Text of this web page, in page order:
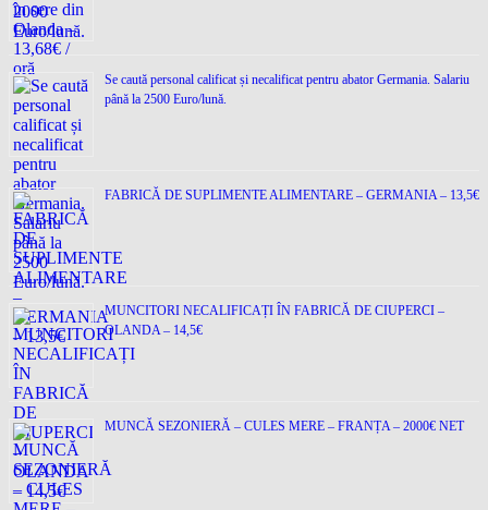
Se caută personal calificat și necalificat pentru abator Germania. Salariu
până la 2500 Euro/lună.
FABRICĂ DE SUPLIMENTE ALIMENTARE – GERMANIA – 13,5€
MUNCITORI NECALIFICAȚI ÎN FABRICĂ DE CIUPERCI –
OLANDA – 14,5€
MUNCĂ SEZONIERĂ – CULES MERE – FRANȚA – 2000€ NET